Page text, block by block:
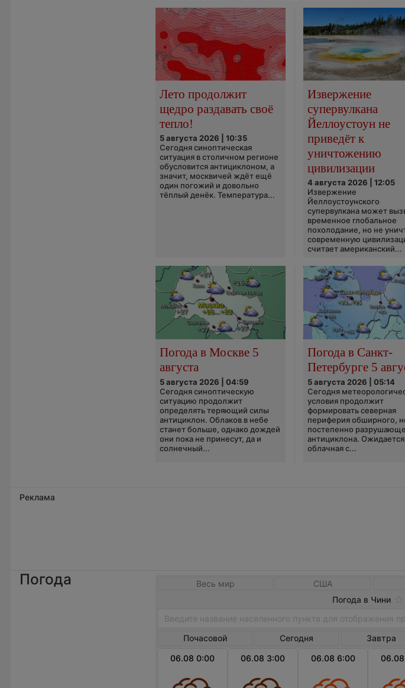
Лето продолжит
щедро раздавать своё
тепло!
5 августа 2026 | 10:35
Сегодня синоптическая
ситуация в столичном регионе
обусловится антициклоном, а
значит, москвичей ждёт ещё
один погожий и довольно
тёплый денёк. Температура...
Извержение
супервулкана
Йеллоустоун не
приведёт к
уничтожению
цивилизации
4 августа 2026 | 12:05
Извержение
Йеллоустоунского
супервулкана может
временное глобальное
похолодание, но не
современную
считает американский...
Погода в Москве 5
августа
5 августа 2026 | 04:59
Сегодня синоптическую
ситуацию продолжит
определять теряющий силы
антициклон. Облаков в небе
станет больше, однако дождей
они пока не принесут, да и
солнечный...
Погода в Санкт-
Петербурге 5
5 августа 2026 | 05:14
Сегодня
условия продолжит
формировать северная
периферия обширного,
постепенно
антициклона. Ожидается
облачная с...
Реклама
Погода Весь мир США
Погода в Чини
Почасовой Сегодня Завтра
06.08 0:00
06.08 3:00 06.08 6:00